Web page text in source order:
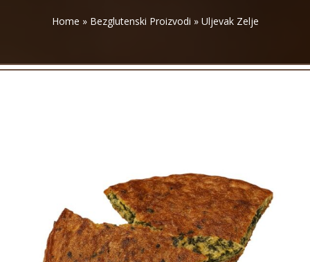
Home » Bezglutenski Proizvodi » Uljevak Zelje